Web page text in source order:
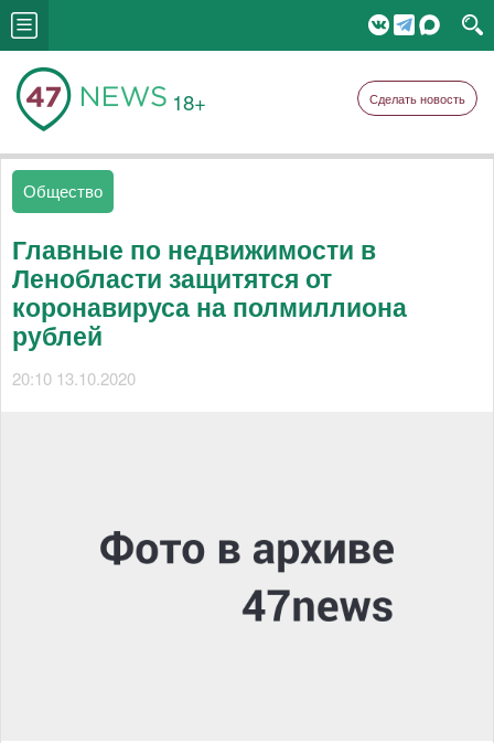
18+ Сделать новость
Общество
Главные по недвижимости в
Ленобласти защитятся от
коронавируса на полмиллиона
рублей
20:10 13.10.2020